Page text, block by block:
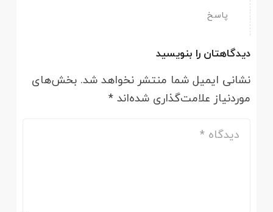
پاسخ
دیدگاهتان را بنویسید
نشانی ایمیل شما منتشر نخواهد شد. بخش‌های
موردنیاز علامت‌گذاری شده‌اند*